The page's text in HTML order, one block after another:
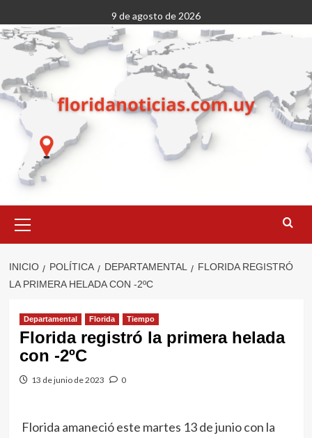
al
contenido
9 de agosto de 2026
primario
INICIO POLÍTICA DEPARTAMENTAL
FLORIDA REGISTRÓ
LA PRIMERA HELADA CON -2ºC
Departamental Florida Tiempo
Florida registró la primera helada
con -2ºC
13 de junio de 2023 0
Florida amaneció este martes 13 de junio con la